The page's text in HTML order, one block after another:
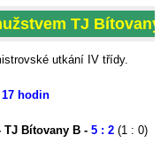
TJ Bítovany
utkání IV třídy.
hodin
TJ Bítovany B - 5 : 2 (1 : 0)